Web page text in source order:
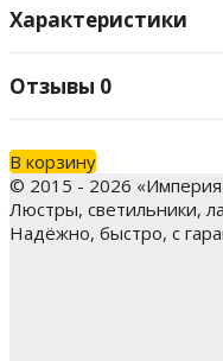
Характеристики
Отзывы 0
В корзину
© 2015 - 2026
Люстры, светильники,
Надёжно, быстро, с